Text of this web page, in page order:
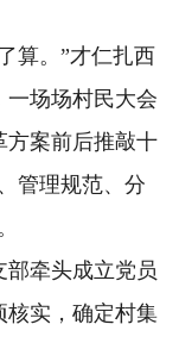
。”才仁扎西
一场场村民大会
方案前后推敲十
管理规范、分
牵头成立党员
核实，确定村集